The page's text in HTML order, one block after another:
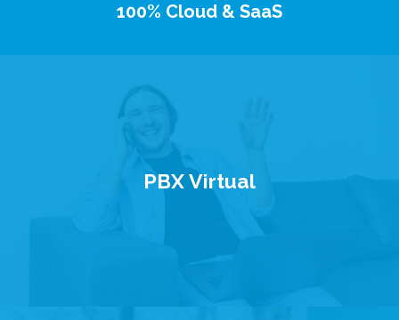
100% Cloud & SaaS
PBX Virtual